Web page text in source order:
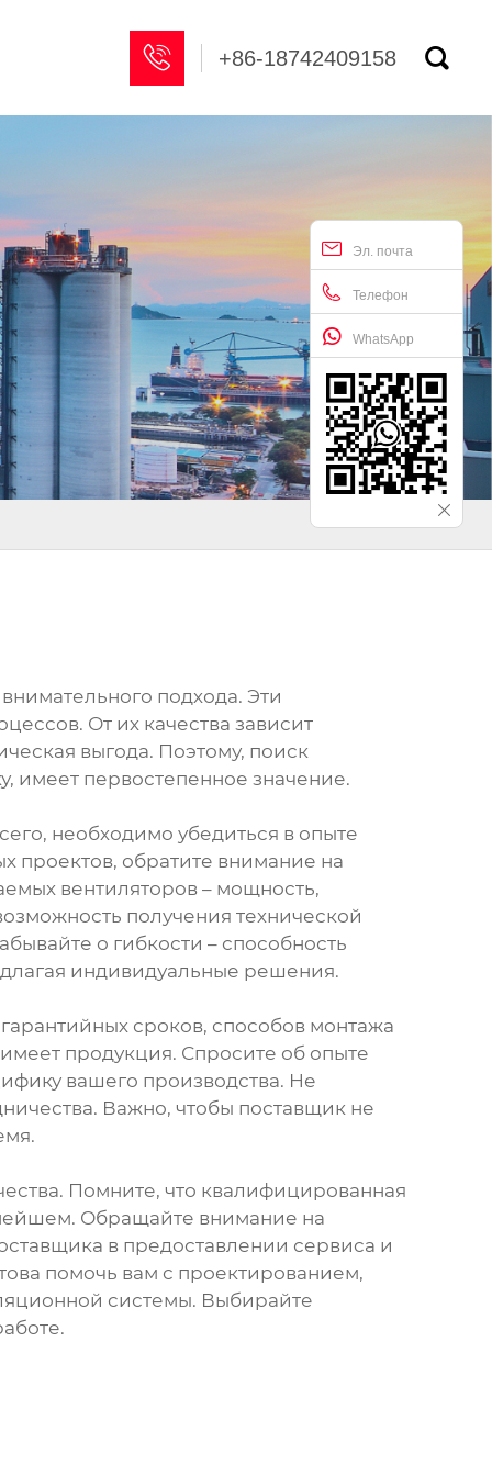
 +86-18742409158 
Эл. почта
Телефон
WhatsApp
подхода. Эти
От их качества зависит
выгода. Поэтому, поиск
имеет первостепенное значение.
необходимо убедиться в опыте
проектов, обратите внимание на
вентиляторов – мощность,
получения технической
о гибкости – способность
индивидуальные решения.
сроков, способов монтажа
продукция. Спросите об опыте
вашего производства. Не
Важно, чтобы поставщик не
Помните, что квалифицированная
Обращайте внимание на
в предоставлении сервиса и
помочь вам с проектированием,
системы. Выбирайте